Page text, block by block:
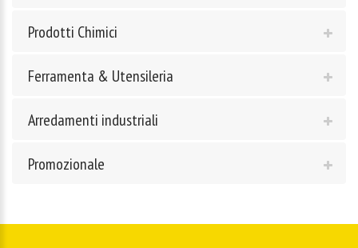
Prodotti Chimici
Ferramenta & Utensileria
Arredamenti industriali
Promozionale